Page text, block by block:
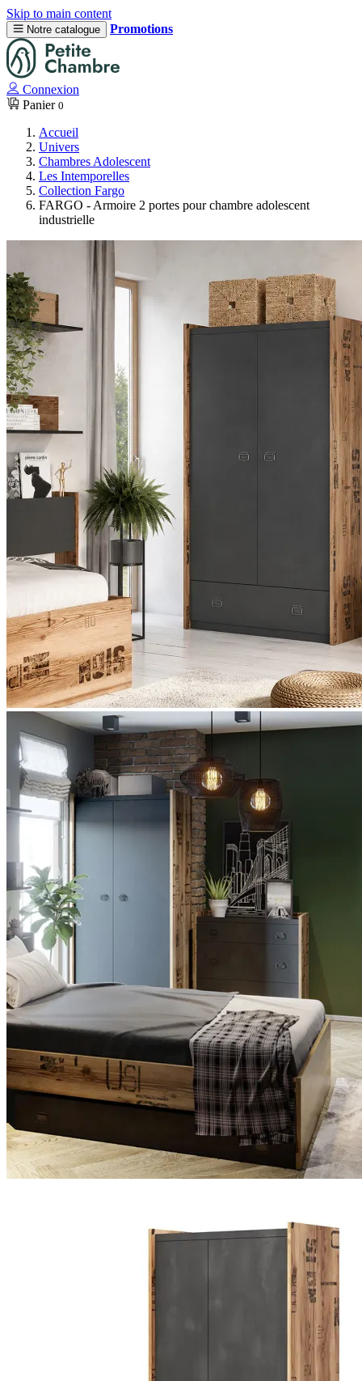
Skip to main content
Notre catalogue Promotions
Connexion
Panier 0
Accueil
Univers
Chambres Adolescent
Les Intemporelles
Collection Fargo
FARGO - Armoire 2 portes pour chambre adolescent
industrielle